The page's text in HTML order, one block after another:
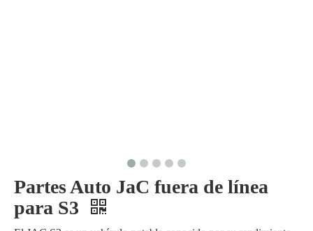
Partes Auto JaC fuera de línea
para S3